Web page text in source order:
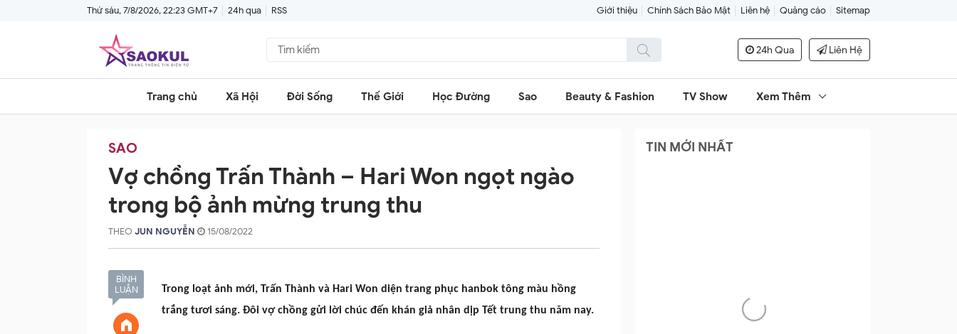
Thứ sáu, 7/8/2026, 22:23 GMT+7 24h qua RSS Giới thiệu Chính Sách Bảo Mật Liên hệ Quảng cáo Sitemap
24h Qua Liên Hệ
Trang chủ Xã Hội Đời Sống Thế Giới Học Đường Sao Beauty & Fashion TV Show Xem Thêm
SAO
Vợ chồng Trấn Thành – Hari Won ngọt ngào
trong bộ ảnh mừng trung thu
THEO JUN NGUYỄN 15/08/2022
BÌNH
LUẬN
Trong loạt ảnh mới, Trấn Thành và Hari Won diện trang phục hanbok tông màu hồng
trắng tươi sáng. Đôi vợ chồng gửi lời chúc đến khán giả nhân dịp Tết trung thu năm nay.
TIN MỚI NHẤT